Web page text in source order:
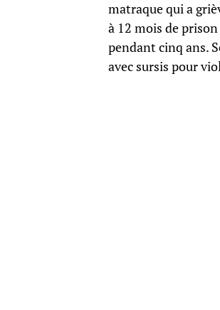
matraque qui a
à 12 mois de
pendant cinq ans.
avec sursis pour